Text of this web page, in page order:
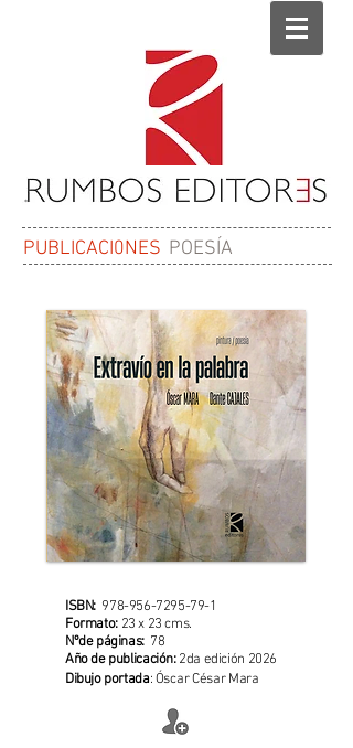
PUBLICACI0NES POESÍA
ISBN: 978-956-7295-79-1
Formato:23 x 23 cms.
Nºde páginas:78
Año de publicación:2da edición 2026
Dibujo portada:Óscar César Mara